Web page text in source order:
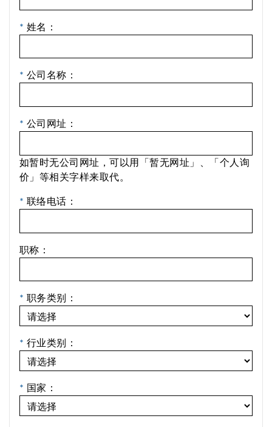
* 姓名：
* 公司名称：
* 公司网址：
如暂时无公司网址，可以用「暂无网址」、「个人询
价」等相关字样来取代。
* 联络电话：
职称：
* 职务类别：
* 行业类别：
* 国家：